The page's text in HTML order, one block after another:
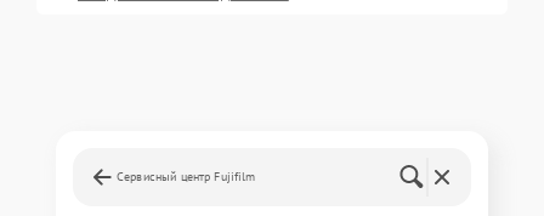
Сервисный центр Fujifilm